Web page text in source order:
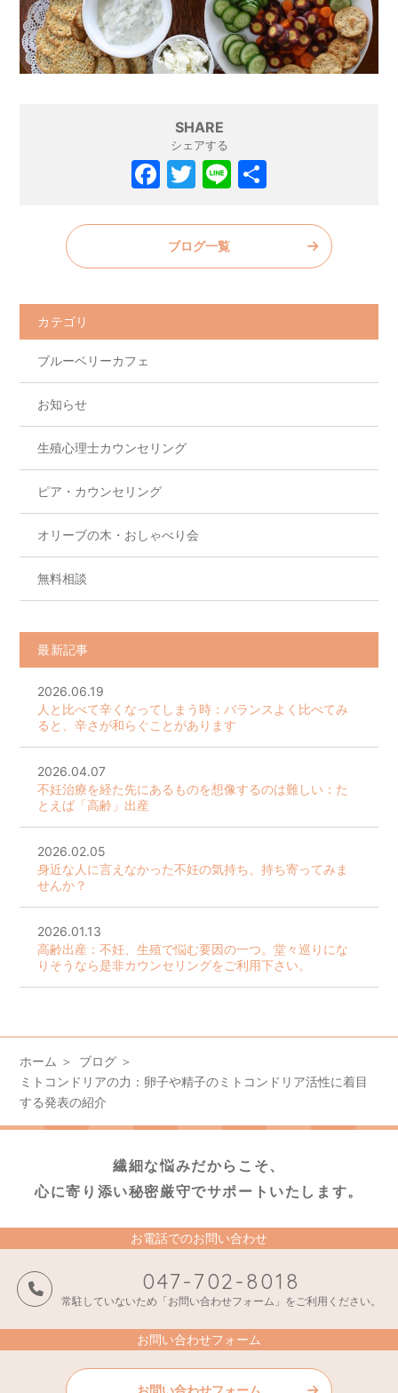
SHARE
シェアする
F
c
e
o
o
T
itt
er
Li
e
ブログ一覧
カテゴリ
ブルーベリーカフェ
お知らせ
生殖心理士カウンセリング
ピア・カウンセリング
オリーブの木・おしゃべり会
無料相談
最新記事
2026.06.19
人と比べて辛くなってしまう時：バランスよく比べてみ
ると、辛さが和らぐことがあります
2026.04.07
不妊治療を経た先にあるものを想像するのは難しい：た
とえば「高齢」出産
2026.02.05
身近な人に言えなかった不妊の気持ち、持ち寄ってみま
せんか？
2026.01.13
高齢出産：不妊、生殖で悩む要因の一つ。堂々巡りにな
りそうなら是非カウンセリングをご利用下さい。
ホーム
ブログ
ミトコンドリアの力：卵子や精子のミトコンドリア活性に着目
する発表の紹介
繊細な悩みだからこそ、
心に寄り添い秘密厳守でサポートいたします。
お電話でのお問い合わせ
047-702-8018
常駐していないため「お問い合わせフォーム」をご利用ください。
お問い合わせフォーム